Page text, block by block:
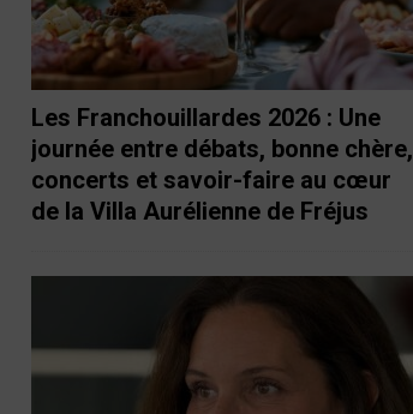
Les Franchouillardes 2026 : Une
journée entre débats, bonne chère,
concerts et savoir-faire au cœur
de la Villa Aurélienne de Fréjus